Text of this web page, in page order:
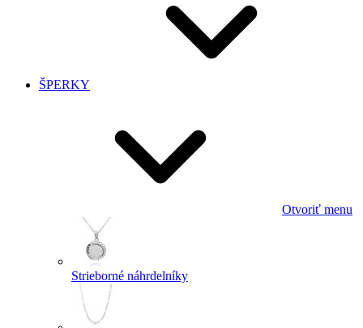
ŠPERKY
Otvoriť menu
Strieborné náhrdelníky